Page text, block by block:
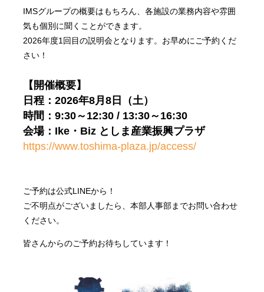
IMSグループの概要はもちろん、各施設の業務内容や雰囲
気も個別に聞くことができます。
2026年度1回目の説明会となります。お早めにご予約くだ
さい！
【開催概要】
日程：2026年8月8日（土）
時間：9:30～12:30 / 13:30～16:30
会場：Ike・Biz としま産業振興プラザ
https://www.toshima-plaza.jp/access/
ご予約は公式LINEから！
ご不明点がございましたら、本部人事部までお問い合わせ
ください。
皆さんからのご予約お待ちしています！